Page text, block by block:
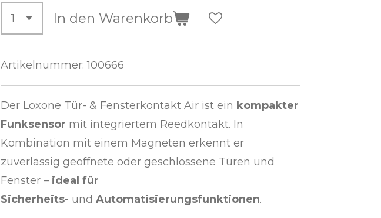
In den Warenkorb
Artikelnummer: 100666
Der Loxone Tür- & Fensterkontakt Air ist ein kompakter
Funksensor mit integriertem Reedkontakt. In
Kombination mit einem Magneten erkennt er
zuverlässig geöffnete oder geschlossene Türen und
Fenster – ideal für
Sicherheits- und Automatisierungsfunktionen.